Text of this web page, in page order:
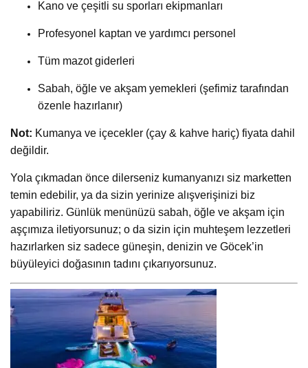
Kano ve çeşitli su sporları ekipmanları
Profesyonel kaptan ve yardımcı personel
Tüm mazot giderleri
Sabah, öğle ve akşam yemekleri (şefimiz tarafından
özenle hazırlanır)
Not: Kumanya ve içecekler (çay & kahve hariç) fiyata dahil
değildir.
Yola çıkmadan önce dilerseniz kumanyanızı siz marketten
temin edebilir, ya da sizin yerinize alışverişinizi biz
yapabiliriz. Günlük menünüzü sabah, öğle ve akşam için
aşçımıza iletiyorsunuz; o da sizin için muhteşem lezzetleri
hazırlarken siz sadece güneşin, denizin ve Göcek’in
büyüleyici doğasının tadını çıkarıyorsunuz.